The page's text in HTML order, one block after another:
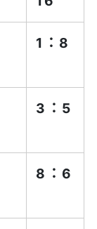
1：8
3：5
8：6